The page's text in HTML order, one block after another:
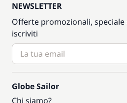
NEWSLETTER
Offerte promozionali,
iscriviti
Globe Sailor
Chi siamo?